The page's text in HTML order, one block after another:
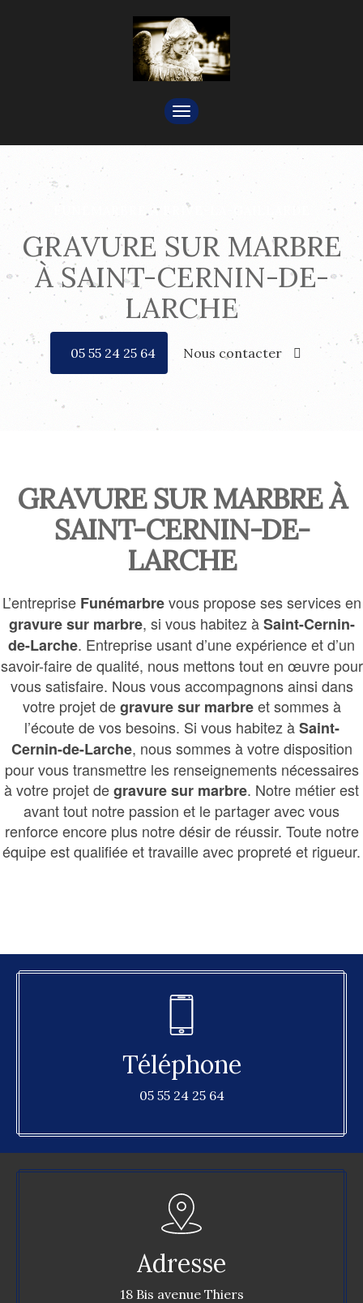
TOGGLE
NAVIGATION
FUNÉMARBRE À BRIVE-LA-GAILLARDE
GRAVURE SUR MARBRE
À SAINT-CERNIN-DE-
LARCHE
05 55 24 25 64 Nous contacter
GRAVURE SUR MARBRE À
SAINT-CERNIN-DE-
LARCHE
L’entreprise Funémarbrevous propose ses services en
gravure sur marbre, si vous habitez àSaint-Cernin-
de-Larche. Entreprise usant d’une expérience et d’un
savoir-faire de qualité, nous mettons tout en œuvre pour
vous satisfaire. Nous vous accompagnons ainsi dans
votre projet degravure sur marbreet sommes à
l’écoute de vos besoins. Si vous habitez àSaint-
Cernin-de-Larche, nous sommes à votre disposition
pour vous transmettre les renseignements nécessaires
à votre projet degravure sur marbre. Notre métier est
avant tout notre passion et le partager avec vous
renforce encore plus notre désir de réussir. Toute notre
équipe est qualifiée et travaille avec propreté et rigueur.
Téléphone
05 55 24 25 64
Adresse
18 Bis avenue Thiers